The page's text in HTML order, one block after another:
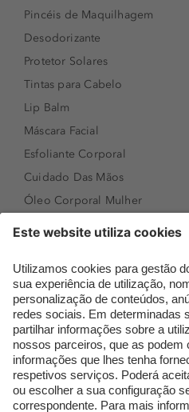
Pincéis de Maquilhagem
Desodorizante
Protetor Solares
Tintas para Cabelo
Lip Balm
Máscara Facial
Esfoliante Corporal
Cuidado Das Mãos
Óleo Corporal Mulher
Sérum de Rosto
Body mist & Spray
corporal
Produtos para Cabelo
Homem
Espuma de Limpeza
Facial